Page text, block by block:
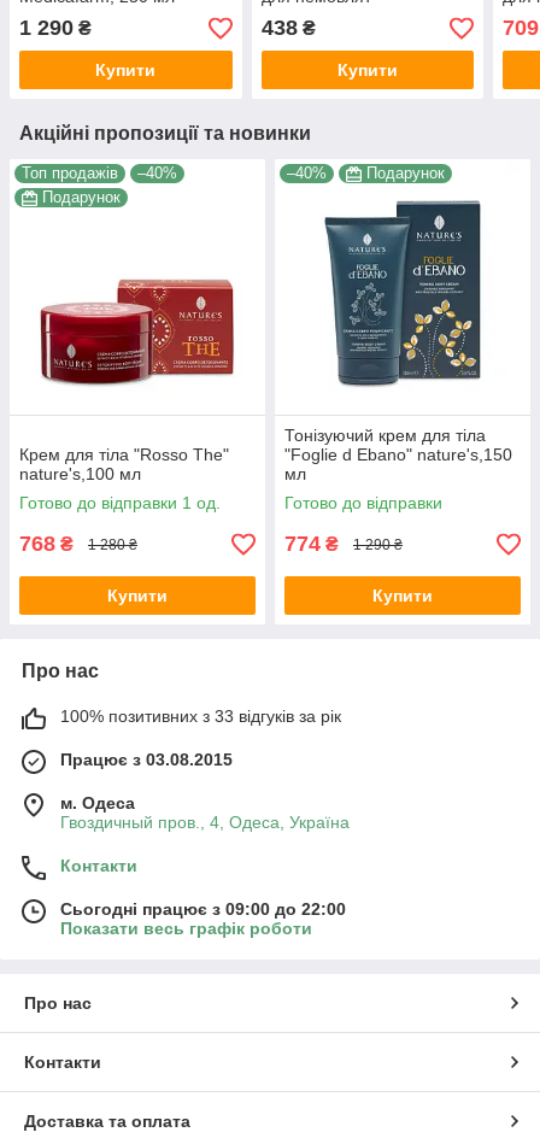
1 290 ₴
Купити
ALPHANOVA bébé BIO,
200 мл
438₴
Купити
Акційні пропозиції та новинки
Топ продажів
–40%
Подарунок
Крем для тіла "Rosso The"
nature's,100 мл
Готово до відправки 1 од.
768 ₴ 1 280 ₴
Купити
–40% Подарунок
Тонізуючий крем для тіла
"Foglie d Ebano" nature's,150
мл
Готово до відправки
774 ₴ 1 290 ₴
Купити
Про нас
100% позитивних з 33 відгуків за рік
Працює з 03.08.2015
м. Одеса
Гвоздичный пров., 4, Одеса, Україна
Контакти
Сьогодні працює з 09:00 до 22:00
Показати весь графік роботи
Про нас
Контакти
Доставка та оплата